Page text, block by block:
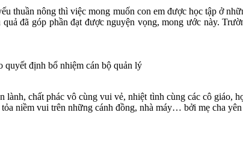
thuần nông thì việc mong muốn con em được học tập ở
đã góp phần đạt được nguyện vọng, mong ước này.
định bổ nhiệm cán bộ quản lý
chất phác vô cùng vui vẻ, nhiệt tình cùng các cô giáo,
niềm vui trên những cánh đồng, nhà máy… bởi mẹ cha